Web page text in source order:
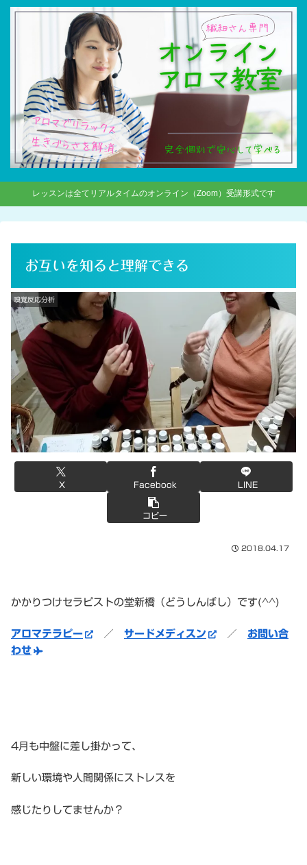
レッスンは全てリアルタイムのオンライン（Zoom）受講形式です
お互いを知ると理解できる
嗅覚反応分析
X Facebook LINE
コピー
2018.04.17
かかりつけセラピストの堂新橋（どうしんばし）です(^^)
アロマテラピー ／ サードメディスン ／ お問い合
わせ
4月も中盤に差し掛かって、
新しい環境や人間関係にストレスを
感じたりしてませんか？